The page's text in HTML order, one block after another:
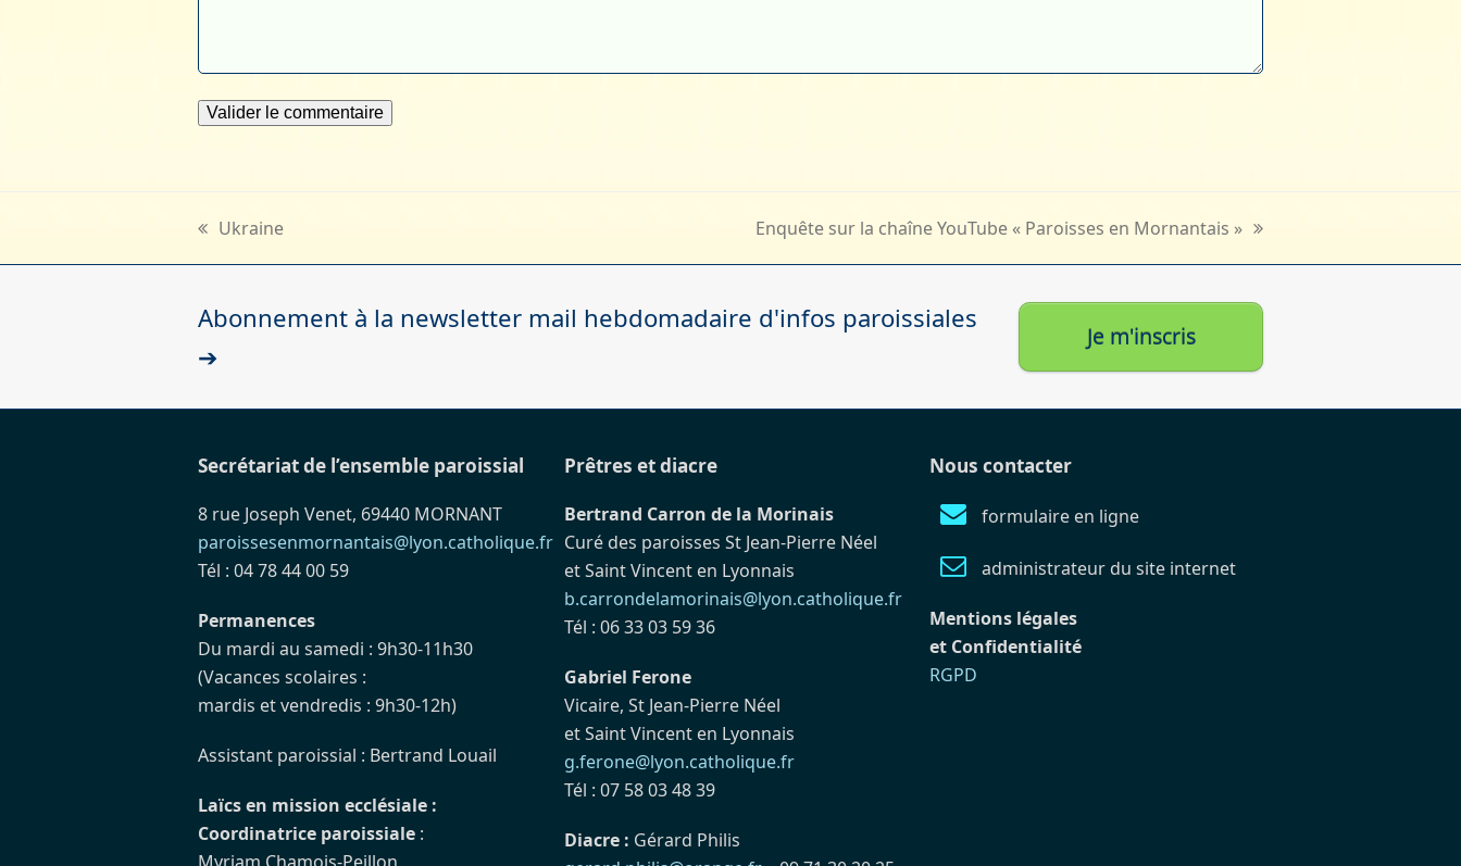
previous
post:
Ukraine
next
post:
Enquête sur la chaîne YouTube « Paroisses en Mornantais »
Abonnement à la newsletter mail hebdomadaire d'infos paroissiales
➔
Je m'inscris
Secrétariat de l’ensemble paroissial
8 rue Joseph Venet, 69440 MORNANT
paroissesenmornantais@lyon.catholique.fr
Tél : 04 78 44 00 59
Permanences
Du mardi au samedi : 9h30-11h30
(Vacances scolaires :
mardis et vendredis : 9h30-12h)
Assistant paroissial : Bertrand Louail
Laïcs en mission ecclésiale :
Coordinatrice paroissiale :
Prêtres et diacre
Bertrand Carron de la Morinais
Curé des paroisses St Jean-Pierre Néel
et Saint Vincent en Lyonnais
b.carrondelamorinais@lyon.catholique.fr
Tél : 06 33 03 59 36
Gabriel Ferone
Vicaire, St Jean-Pierre Néel
et Saint Vincent en Lyonnais
g.ferone@lyon.catholique.fr
Tél : 07 58 03 48 39
Diacre : Gérard Philis
Nous contacter
formulaire en ligne
administrateur du site internet
Mentions légales
et Confidentialité
RGPD